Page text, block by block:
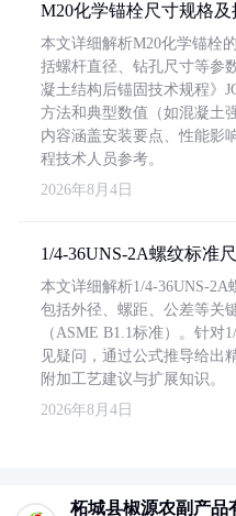
M20化学锚栓尺寸规格
本文详细解析M20化学锚栓
括螺杆直径、钻孔尺寸等参
凝土结构后锚固技术规程》
方法和典型数值（如混凝土
内容涵盖安装要点、性能影
程技术人员参考。
2026年8月4日
1/4-36UNS-2A螺纹标准
本文详细解析1/4-36UNS-2A
包括外径、螺距、公差等关
（ASME B1.1标准）。针对
见疑问，通过公式推导给出
附加工艺建议与扩展知识。
2026年8月4日
柘城县椒源农副产品